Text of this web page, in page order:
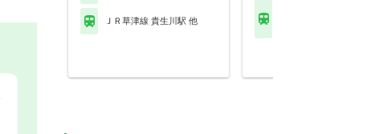
ＪＲ草津線 貴生川駅 他